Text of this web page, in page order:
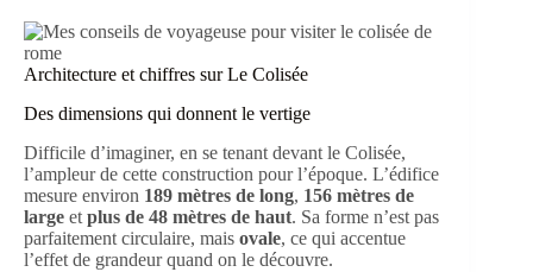
Architecture et chiffres sur Le Colisée
Des dimensions qui donnent le vertige
Difficile d’imaginer, en se tenant devant le Colisée,
l’ampleur de cette construction pour l’époque. L’édifice
mesure environ 189 mètres de long, 156 mètres de
large et plus de 48 mètres de haut. Sa forme n’est pas
parfaitement circulaire, mais ovale, ce qui accentue
l’effet de grandeur quand on le découvre.